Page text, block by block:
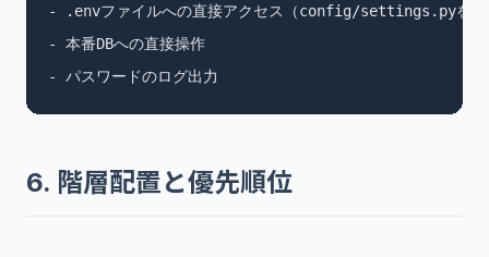
- .envファイルへの直接アクセス（config/settings.pyを経
- 本番DBへの直接操作
- パスワードのログ出力
6. 階層配置と優先順位